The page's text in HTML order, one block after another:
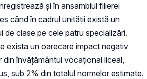
și în ansamblul filierei
când în cadrul unității există un
de clase pe cele patru specializări.
exista un oarecare impact negativ
din învățământul vocațional liceal,
sub 2% din totalul normelor estimate.